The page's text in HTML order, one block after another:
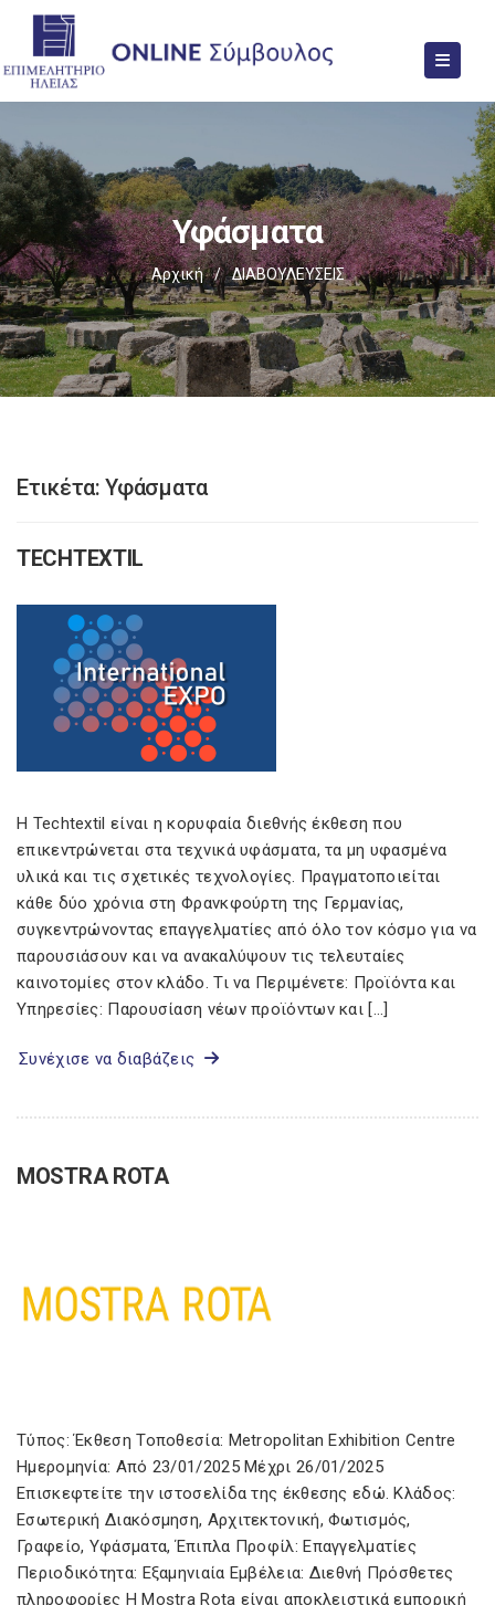
Υφάσματα
Αρχική / ΔΙΑΒΟΥΛΕΥΣΕΙΣ
Ετικέτα:Υφάσματα
TECHTEXTIL
Η Techtextil είναι η κορυφαία διεθνής έκθεση που
επικεντρώνεται στα τεχνικά υφάσματα, τα μη υφασμένα
υλικά και τις σχετικές τεχνολογίες. Πραγματοποιείται
κάθε δύο χρόνια στη Φρανκφούρτη της Γερμανίας,
συγκεντρώνοντας επαγγελματίες από όλο τον κόσμο για να
παρουσιάσουν και να ανακαλύψουν τις τελευταίες
καινοτομίες στον κλάδο. Τι να Περιμένετε: Προϊόντα και
Υπηρεσίες: Παρουσίαση νέων προϊόντων και […]
Συνέχισε να διαβάζεις
MOSTRA ROTA
Τύπος: Έκθεση Τοποθεσία: Metropolitan Exhibition Centre
Ημερομηνία: Από 23/01/2025 Μέχρι 26/01/2025
Επισκεφτείτε την ιστοσελίδα της έκθεσης εδώ. Κλάδος:
Εσωτερική Διακόσμηση, Αρχιτεκτονική, Φωτισμός,
Γραφείο, Υφάσματα, Έπιπλα Προφίλ: Επαγγελματίες
Περιοδικότητα: Εξαμηνιαία Εμβέλεια: Διεθνή Πρόσθετες
πληροφορίες Η Mostra Rota είναι αποκλειστικά εμπορική